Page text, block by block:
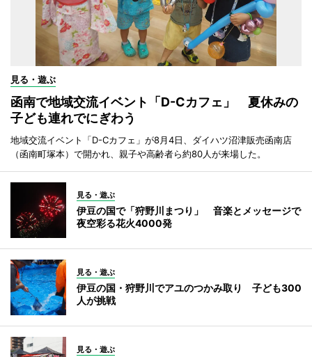
見る・遊ぶ
函南で地域交流イベント「D-Cカフェ」 夏休みの
子ども連れでにぎわう
地域交流イベント「D-Cカフェ」が8月4日、ダイハツ沼津販売函南店
（函南町塚本）で開かれ、親子や高齢者ら約80人が来場した。
見る・遊ぶ
伊豆の国で「狩野川まつり」 音楽とメッセージで
夜空彩る花火4000発
見る・遊ぶ
伊豆の国・狩野川でアユのつかみ取り 子ども300
人が挑戦
見る・遊ぶ